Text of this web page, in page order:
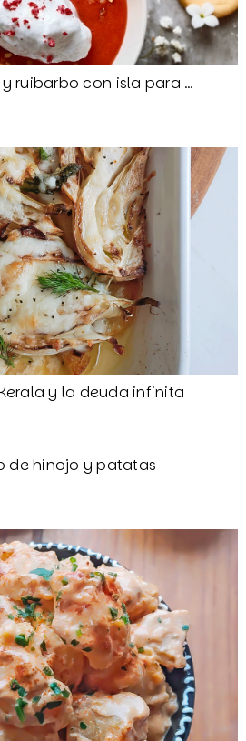
Crema de fresa y ruibarbo con isla para Camille
y la deuda infinita
de hinojo y patatas